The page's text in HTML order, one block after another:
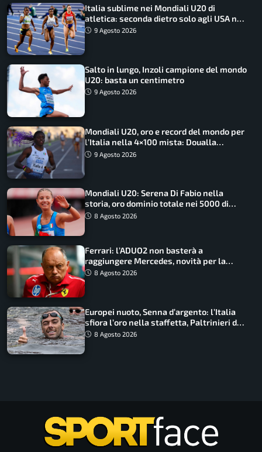
Italia sublime nei Mondiali U20 di
atletica: seconda dietro solo agli USA nel
medagliere
9 Agosto 2026
Salto in lungo, Inzoli campione del mondo
U20: basta un centimetro
9 Agosto 2026
Mondiali U20, oro e record del mondo per
l’Italia nella 4×100 mista: Doualla
straordinaria
9 Agosto 2026
Mondiali U20: Serena Di Fabio nella
storia, oro dominio totale nei 5000 di
marcia
8 Agosto 2026
Ferrari: l’ADUO2 non basterà a
raggiungere Mercedes, novità per la
Macarena
8 Agosto 2026
Europei nuoto, Senna d’argento: l’Italia
sfiora l’oro nella staffetta, Paltrinieri da
urlo, il bilancio azzurro
8 Agosto 2026